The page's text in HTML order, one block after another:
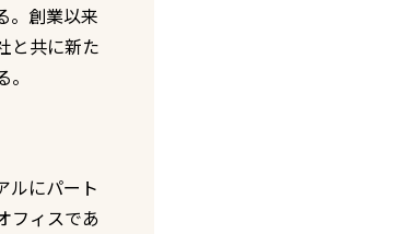
。創業以来
と共に新た
ルにパート
フィスであ